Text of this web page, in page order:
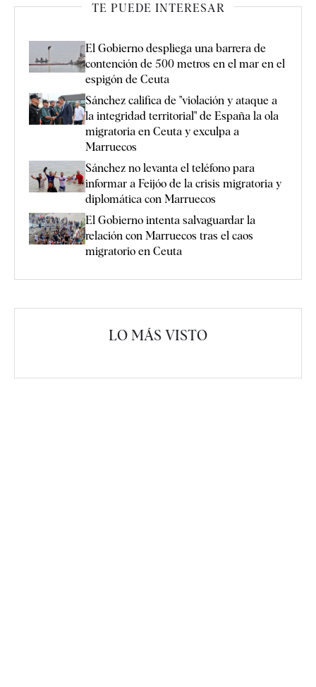
TE PUEDE INTERESAR
El Gobierno despliega una barrera de
contención de 500 metros en el mar en el
espigón de Ceuta
Sánchez califica de "violación y ataque a
la integridad territorial" de España la ola
migratoria en Ceuta y exculpa a
Marruecos
Sánchez no levanta el teléfono para
informar a Feijóo de la crisis migratoria y
diplomática con Marruecos
El Gobierno intenta salvaguardar la
relación con Marruecos tras el caos
migratorio en Ceuta
LO MÁS VISTO